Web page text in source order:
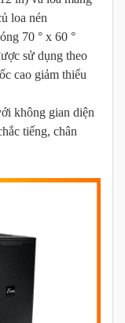
loa nén
70 ° x 60 °
sử dụng theo
cao giảm thiểu
không gian diện
tiếng, chân